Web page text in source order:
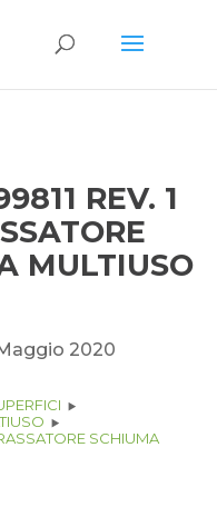
REV. 1
MULTIUSO
2020
SCHIUMA